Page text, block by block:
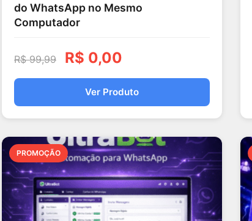
do WhatsApp no Mesmo
Computador
R$99,99 R$ 0,00
Ver Produto
PROMOÇÃO